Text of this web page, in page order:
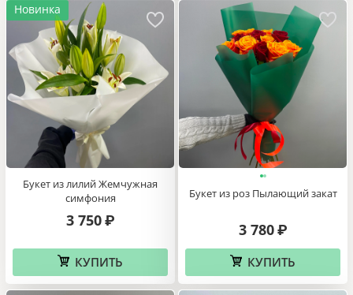
Новинка
Букет из лилий Жемчужная
симфония
3 750 ₽
КУПИТЬ
Букет из роз Пылающий закат
3 780 ₽
КУПИТЬ